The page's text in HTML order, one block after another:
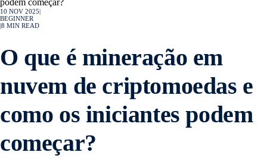
10 NOV 2025
BEGINNER
8 MIN READ
O que é mineração em
nuvem de criptomoedas e
como os iniciantes podem
começar?